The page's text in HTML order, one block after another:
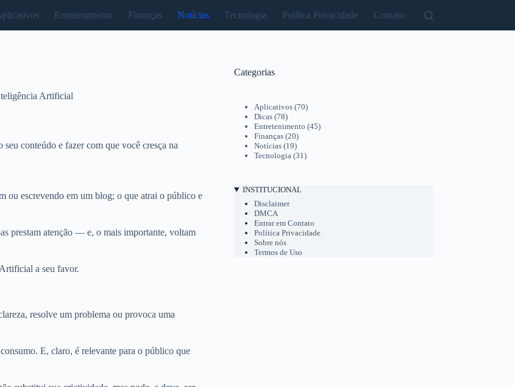
Entretenimento Finanças Notícias Tecnologia Política Privacidade Contato
Artificial
conteúdo e fazer com que você cresça na
ou escrevendo em um blog; o que atrai o público e
prestam atenção — e, o mais importante, voltam
a seu favor.
resolve um problema ou provoca uma
E, claro, é relevante para o público que
Categorias
Aplicativos(70)
Dicas(78)
Entretenimento (45)
Finanças(20)
Notícias(19)
Tecnologia(31)
INSTITUCIONAL
Disclaimer
DMCA
Entrar em Contato
Política Privacidade
Sobre nós
Termos de Uso